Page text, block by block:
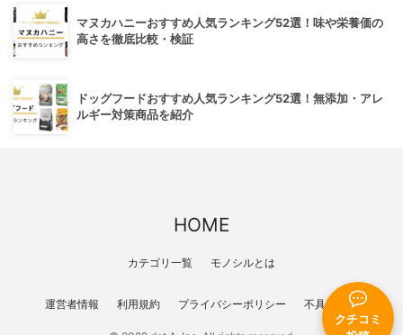
クチコミ
マヌカハニーおすすめ人気ランキング52選！味や栄養価の
高さを徹底比較・検証
ドッグフードおすすめ人気ランキング52選！無添加・アレ
ルギー対策商品を紹介
HOME
カテゴリ一覧 モノシルとは
運営者情報 利用規約 プライバシーポリシー 不具合報告